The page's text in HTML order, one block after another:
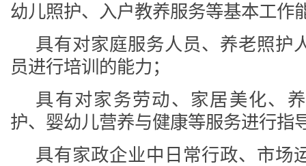
幼儿照护、入户教养服务等基本工作
具有对家庭服务人员、养老照护
员进行培训的能力；
具有对家务劳动、家居美化、
护、婴幼儿营养与健康等服务进行指
具有家政企业中日常行政、市场